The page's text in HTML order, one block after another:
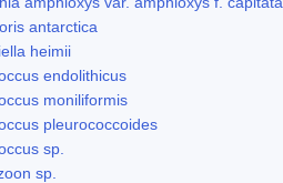
antarctica
heimii
endolithicus
moniliformis
pleurococcoides
sp.
sp.